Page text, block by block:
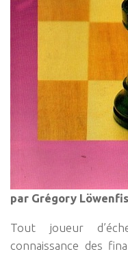
par Grégory
Tout joueur
connaissance des